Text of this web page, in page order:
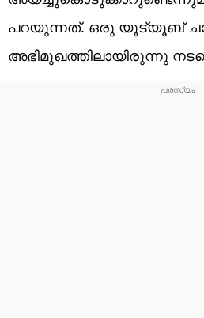
പറയുന്നത്. ഒരു യൂട്യൂബ്
അഭിമുഖത്തിലായിരുന്നു